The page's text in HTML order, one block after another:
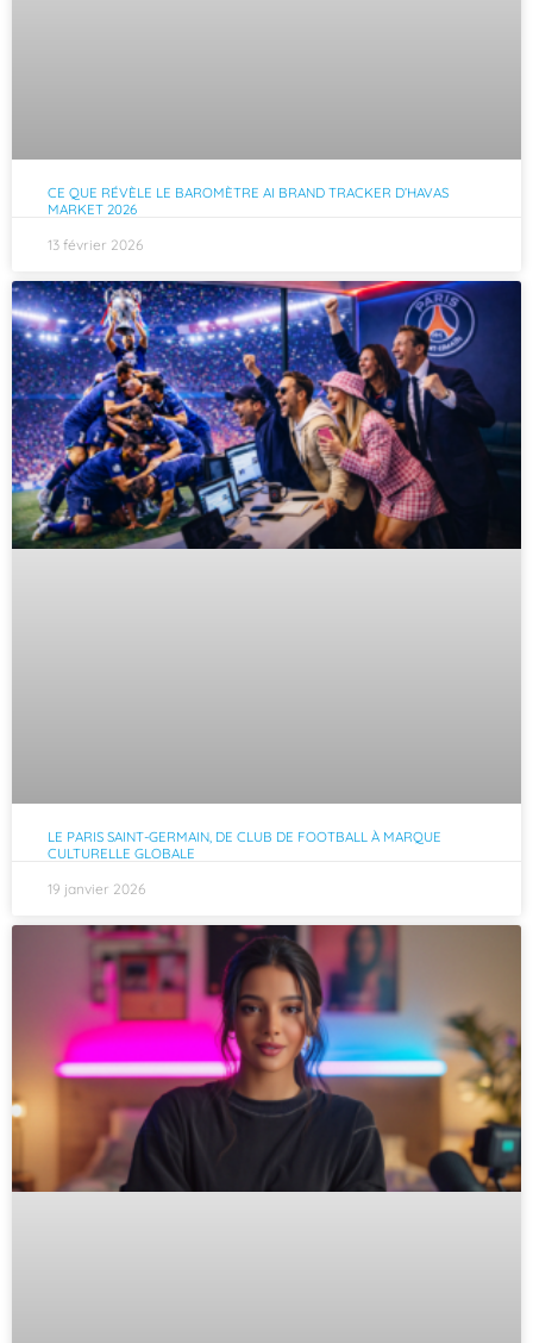
CE QUE RÉVÈLE LE BAROMÈTRE AI BRAND TRACKER D’HAVAS
MARKET 2026
13 février 2026
LE PARIS SAINT-GERMAIN, DE CLUB DE FOOTBALL À MARQUE
CULTURELLE GLOBALE
19 janvier 2026